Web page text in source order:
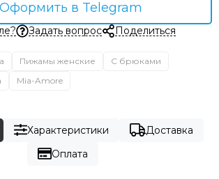
Оформить в Telegram
Задать вопрос Поделиться
Пижамы женские
С брюками
Mia-Amore
Характеристики
Доставка
Оплата